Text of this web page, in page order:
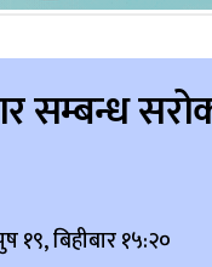
सम्बन्ध
१९, बिहीबार १५:२०